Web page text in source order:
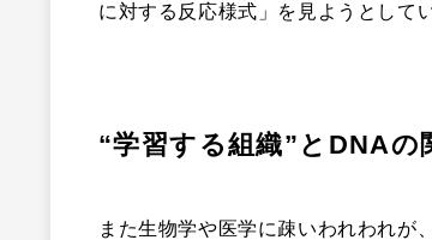
に対する反応様式」を見ようとして
“学習する組織”とDNAの
また生物学や医学に疎いわれわれが